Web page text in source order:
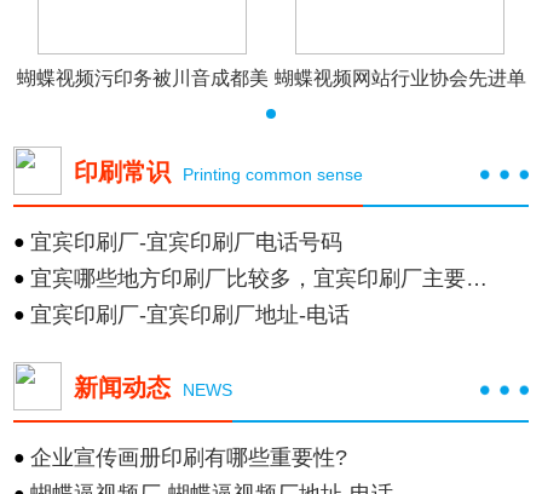
蝴蝶视频污印务被川音成都美 蝴蝶视频网站行业协会先进单
印刷常识 Printing common sense
● 宜宾印刷厂-宜宾印刷厂电话号码
● 宜宾哪些地方印刷厂比较多，宜宾印刷厂主要集中在
● 宜宾印刷厂-宜宾印刷厂地址-电话
新闻动态 NEWS
● 企业宣传画册印刷有哪些重要性?